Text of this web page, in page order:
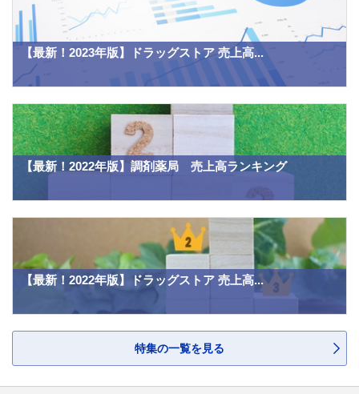
【最新！2023年版】ドラッグストア 売上高...
【最新！2022年版】調剤薬局 売上高ランキング
【最新！2022年版】ドラッグストア 売上高...
特集の一覧を見る